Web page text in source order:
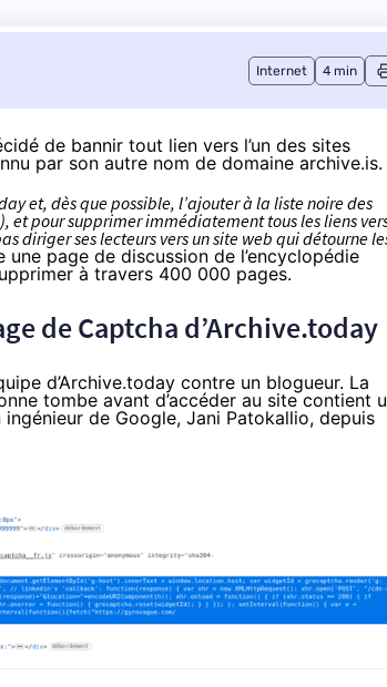
Internet 4 min
de bannir tout lien vers l’un des sites
par son autre nom de domaine archive.is.
et, dès que possible, l’ajouter à la liste noire des
et pour supprimer immédiatement tous les liens
diriger ses lecteurs vers un site web qui détourne
une page de discussion de l’encyclopédie
à travers 400 000 pages.
de Captcha d’Archive.today
d’Archive.today contre un blogueur. La
tombe avant d’accéder au site contient
de Google, Jani Patokallio, depuis